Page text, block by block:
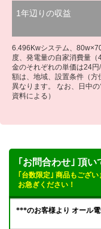
1年辺りの収益
6.496Kwシステム、
度、発電量の自家消費量
金のそれぞれの単価は24
額は、地域、設置条件（方
異なります。 なお、日中
資料による）
｢お問合わせ｣ 頂い
｢台数限定｣ 商品もござい
お急ぎください！